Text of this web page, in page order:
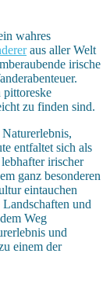
wahres
aus aller Welt
irische
zu finden sind.
entfaltet sich als
irischer
ganz besonderen
eintauchen
Landschaften und
Weg
und
einem der